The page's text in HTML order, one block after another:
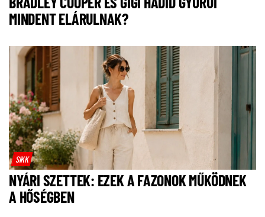
MINDENT ELÁRULNAK?
SIKK
NYÁRI SZETTEK: EZEK A FAZONOK MŰKÖDNEK
A HŐSÉGBEN